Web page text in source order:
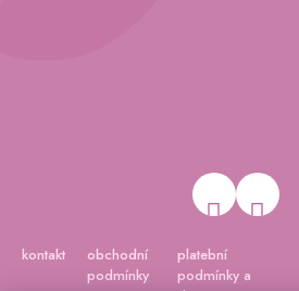
kontakt
obchodní
podmínky
platební
podmínky a